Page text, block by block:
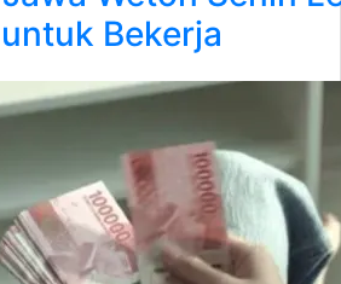
Bekerja